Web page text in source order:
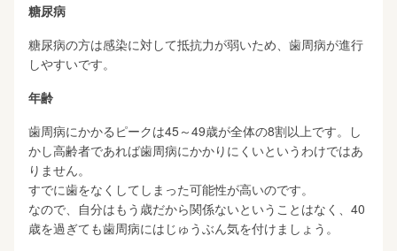
糖尿病
糖尿病の方は感染に対して抵抗力が弱いため、歯周病が進行
しやすいです。
年齢
歯周病にかかるピークは45～49歳が全体の8割以上です。し
かし高齢者であれば歯周病にかかりにくいというわけではあ
りません。
すでに歯をなくしてしまった可能性が高いのです。
なので、自分はもう歳だから関係ないということはなく、40
歳を過ぎても歯周病にはじゅうぶん気を付けましょう。